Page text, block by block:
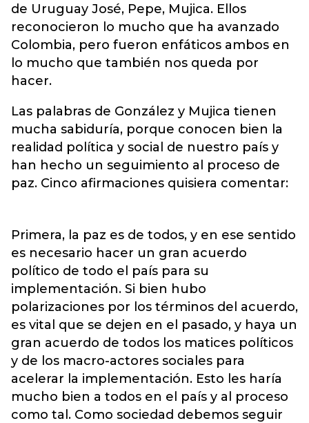
de Uruguay José, Pepe, Mujica. Ellos
reconocieron lo mucho que ha avanzado
Colombia, pero fueron enfáticos ambos en
lo mucho que también nos queda por
hacer.
Las palabras de González y Mujica tienen
mucha sabiduría, porque conocen bien la
realidad política y social de nuestro país y
han hecho un seguimiento al proceso de
paz. Cinco afirmaciones quisiera comentar:
Primera, la paz es de todos, y en ese sentido
es necesario hacer un gran acuerdo
político de todo el país para su
implementación. Si bien hubo
polarizaciones por los términos del acuerdo,
es vital que se dejen en el pasado, y haya un
gran acuerdo de todos los matices políticos
y de los macro-actores sociales para
acelerar la implementación. Esto les haría
mucho bien a todos en el país y al proceso
como tal. Como sociedad debemos seguir